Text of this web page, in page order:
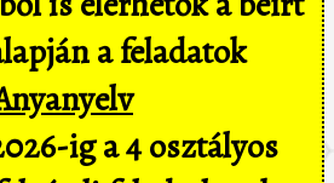
a feladatok
ig a 4 osztályos